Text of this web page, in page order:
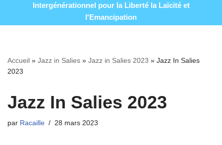
Intergénérationnel pour la Liberté la Laïcité et
l'Emancipation
Accueil » Jazz in Salies » Jazz in Salies 2023 » Jazz In Salies
2023
Jazz In Salies 2023
par Racaille 28 mars 2023